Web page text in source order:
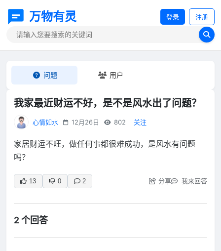
万物有灵 登录 注册
问题 用户
我家最近财运不好，是不是风水出了问题？
心情如水 12月26日 802 关注
家居财运不旺，做任何事都很难成功，是风水有问题
吗？
13 0 2 分享 我来回答
2 个回答